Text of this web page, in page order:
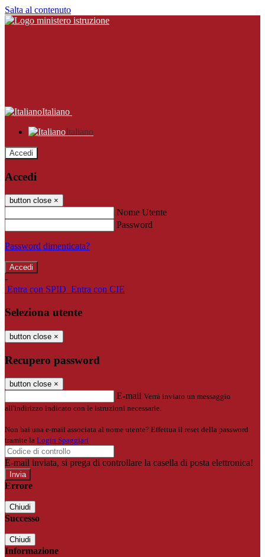
Salta al contenuto
Italiano
Italiano
Accedi
Accedi
button close ×
Nome Utente
Password
Password dimenticata?
-
Entra con SPID Entra con CIE
Seleziona utente
button close ×
Recupero password
button close ×
E-mail Verrà inviato un messaggio
all'indirizzo indicato con le istruzioni necessarie.
Non hai una e-mail associata al nome utente? Effettua il reset della password
tramite la Login Spaggiari
E-mail inviata, si prega di controllare la casella di posta elettronica!
Errore
Chiudi
Successo
Chiudi
Informazione